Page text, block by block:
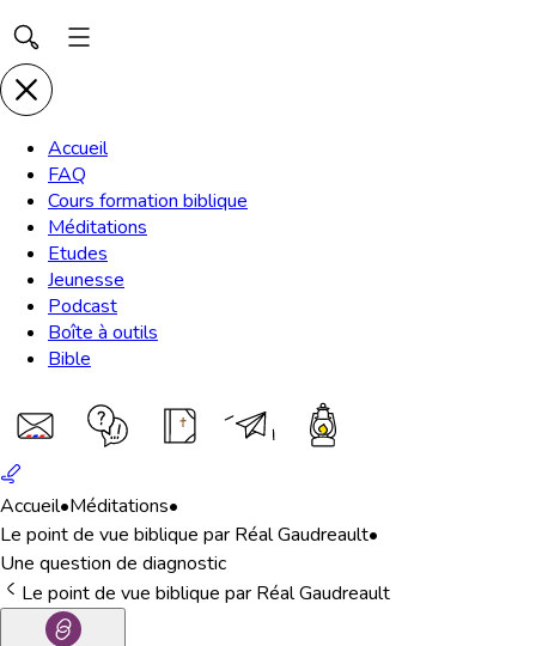
Accueil
FAQ
Cours formation biblique
Méditations
Etudes
Jeunesse
Podcast
Boîte à outils
Bible
Accueil•Méditations•
Le point de vue biblique par Réal Gaudreault•
Une question de diagnostic
Le point de vue biblique par Réal Gaudreault